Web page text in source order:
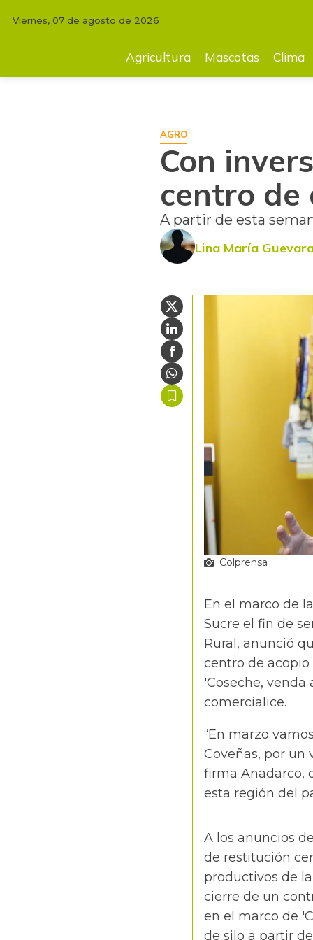
Con inversión de $1.300 millones, abrirá
Viernes, 07 de agosto de 2026
Agricultura Mascotas Clima
AGRO
Con
centro de
A partir de esta
Lina María
Colprensa
En el marco de
Sucre el fin de
Rural, anunció
centro de
'Coseche, venda
comercialice.
“En marzo
Coveñas, por un
firma Anadarco,
esta región del
A los anuncios
de restitución
productivos de
cierre de un
en el marco de
de silo a partir